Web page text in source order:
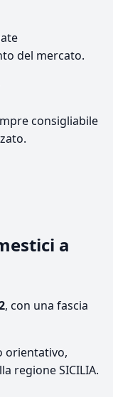
del mercato.
consigliabile
a
, con una fascia
orientativo,
regione SICILIA.